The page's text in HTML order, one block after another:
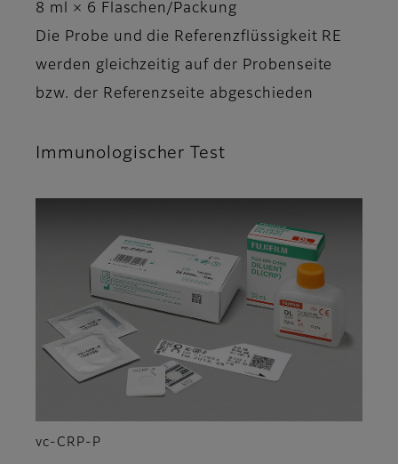
8 ml × 6 Flaschen/Packung
Die Probe und die Referenzflüssigkeit RE
werden gleichzeitig auf der Probenseite
bzw. der Referenzseite abgeschieden
Immunologischer Test
vc-CRP-P